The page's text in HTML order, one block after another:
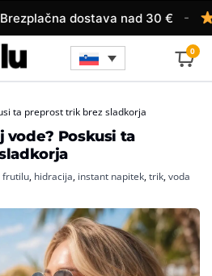
dostava nad 30 €
0
ta preprost trik brez sladkorja
vode? Poskusi ta
frutilu, hidracija, instant napitek,trik,voda